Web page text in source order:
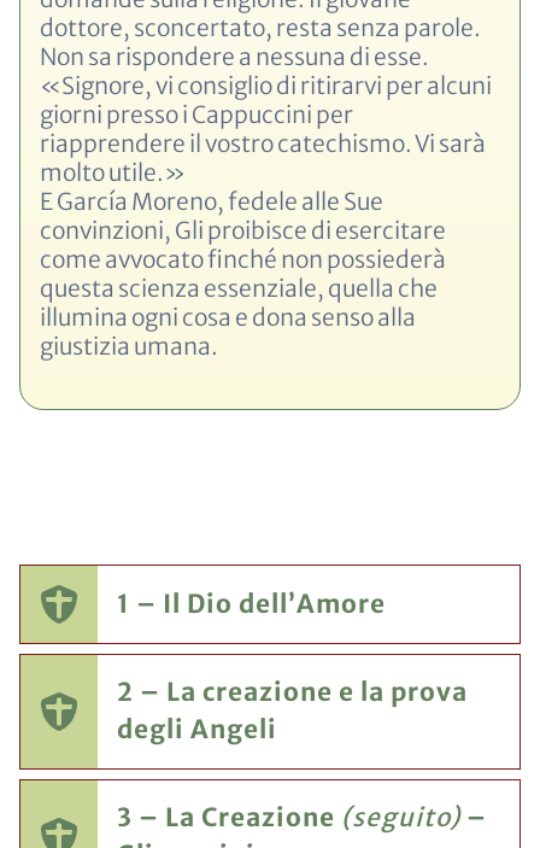
dottore, sconcertato, resta senza parole.
Non sa rispondere a nessuna di esse.
«Signore, vi consiglio di ritirarvi per alcuni
giorni presso i Cappuccini per
riapprendere il vostro catechismo. Vi sarà
molto utile.»
E García Moreno, fedele alle Sue
convinzioni, Gli proibisce di esercitare
come avvocato finché non possiederà
questa scienza essenziale, quella che
illumina ogni cosa e dona senso alla
giustizia umana.
1 – Il Dio dell’Amore
2 – La creazione e la prova
degli Angeli
3 – La Creazione (seguito) –